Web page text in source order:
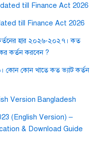
till Finance Act 2026
till Finance Act 2026
হার ২০২৬-২০২৭। কত
কর্তন করবেন ?
কোন কোন খাতে কত ভ্যাট কর্তন
Version Bangladesh
(English Version) –
& Download Guide